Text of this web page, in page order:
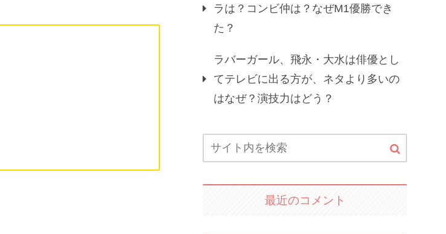
ラは？コンビ仲は？なぜM1優勝でき
た？
ラバーガール、飛永・大水は俳優とし
てテレビに出る方が、ネタより多いの
はなぜ？演技力はどう？
最近のコメント